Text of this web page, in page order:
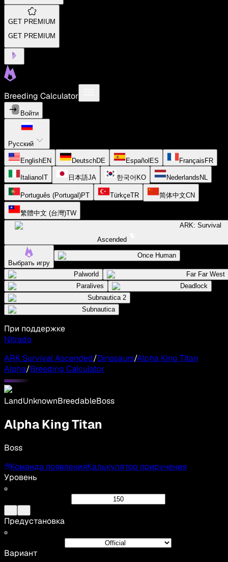
GET PREMIUM
GET PREMIUM
Breeding Calculator
Войти
Русский
EnglishEN DeutschDE Español ES Français FR
Italiano IT 日本語JA 한국어 KO Nederlands NL
Português (Portugal)PT TürkçeTR 简体中文CN
繁體中文 (台灣)TW
ARK: Survival
Ascended
Выбрать игру
Once Human
Palworld
Far Far West
Paralives
Deadlock
Subnautica 2
Subnautica
При поддержке
Nitrado
ARK Survival Ascended/Dinosaurs/Alpha King Titan
Alpha/Breeding Calculator
LandUnknownBreedableBoss
Alpha King Titan
Boss
Команда появленияКалькулятор приручения
Уровень
Предустановка
Вариант